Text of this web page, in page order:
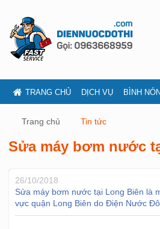
TRANG CHỦ DỊCH VỤ BÌNH
Trang chủ Tin tức
Sửa máy bơm nước
26/10/2018
Sửa máy bơm nước tại Long Biên là
vực quận Long Biên do Điện Nước Đô